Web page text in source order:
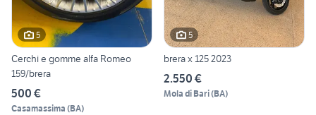
5
Cerchi e gomme alfa Romeo
159/brera
500 €
Casamassima (BA)
5
brera x 125 2023
2.550 €
Mola di Bari(BA)